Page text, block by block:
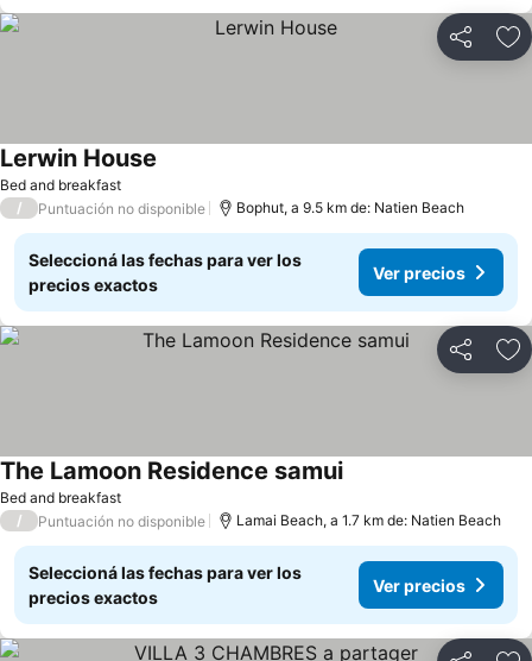
Compartir
Bed and breakfast
Lerwin House
/ Puntuación no disponible Bophut, a 9.5 km de: Natien Beach
Seleccioná las fechas para ver los
precios exactos
Ver precios
Compartir
Bed and breakfast
The Lamoon Residence samui
/ Puntuación no disponible Lamai Beach, a 1.7 km de: Natien Beach
Seleccioná las fechas para ver los
precios exactos
Ver precios